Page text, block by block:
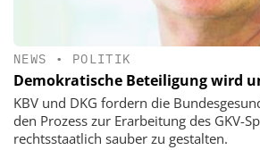
NEWS • POLITIK
Demokratische Beteiligung wird
KBV und DKG fordern die
den Prozess zur Erarbeitung des GKV-
rechtsstaatlich sauber zu gestalten.